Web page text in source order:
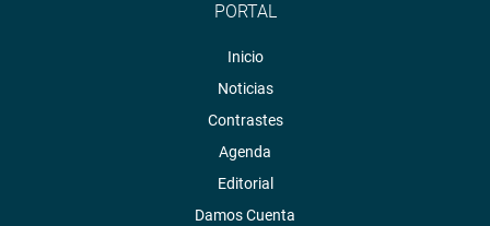
PORTAL
Inicio
Noticias
Contrastes
Agenda
Editorial
Damos Cuenta